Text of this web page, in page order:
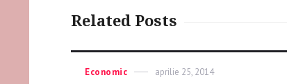
Related Posts
Categories
Economic
Posted
aprilie 25, 2014